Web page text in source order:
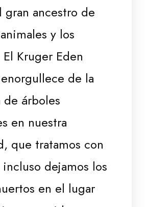
gran ancestro de
y los
Kruger Eden
de la
de árboles
en nuestra
que tratamos con
dejamos los
en el lugar